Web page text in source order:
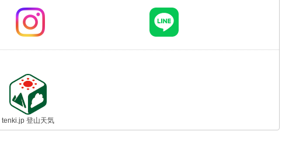
tenki.jp 登山天気